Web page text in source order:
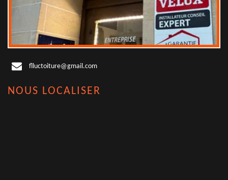
flluctoiture@gmail.com
NOUS LOCALISER